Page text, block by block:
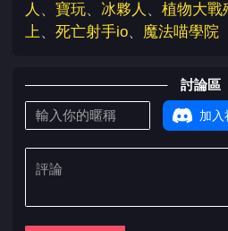
人 、 寶玩、 冰夥人 、 植物大戰
上、 死亡射手io、 魔法喵學院
討論區
加入